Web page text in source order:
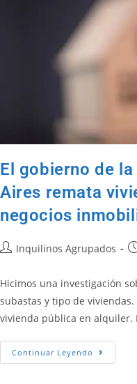
El gobierno de
Aires remata
negocios
Inquilinos Agrupados
Hicimos una investigación
subastas y tipo de
vivienda pública en
Continuar Leyendo